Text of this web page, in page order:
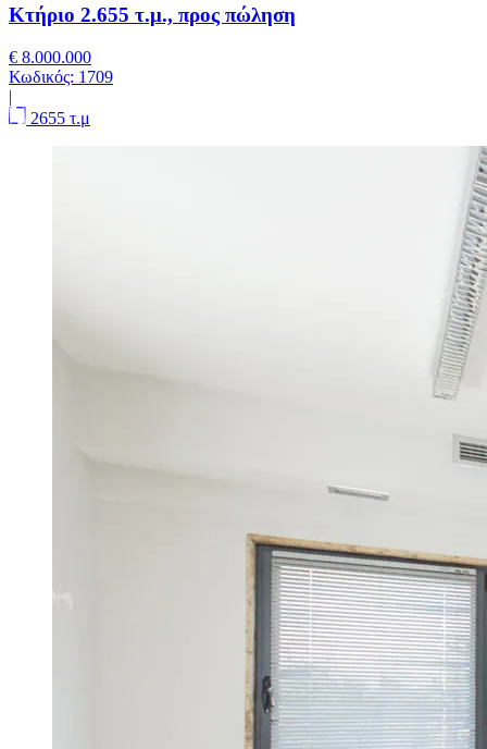
Κτήριο 2.655 τ.μ., προς πώληση
€ 8.000.000
Κωδικός: 1709
|
2655 τ.μ